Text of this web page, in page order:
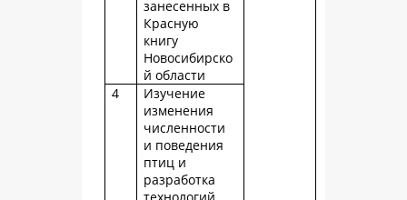
занесенных в
Красную
книгу
Новосибирско
й области
4
Изучение
изменения
численности
и поведения
птиц и
разработка